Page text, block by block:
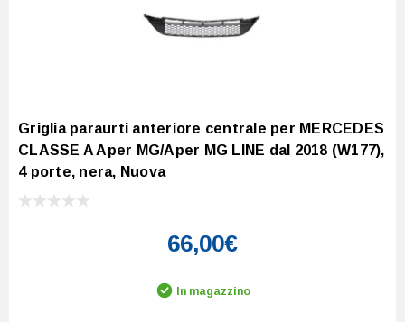
Griglia paraurti anteriore centrale per MERCEDES
CLASSE A Aper MG/Aper MG LINE dal 2018 (W177),
4 porte, nera, Nuova
66,00€
In magazzino